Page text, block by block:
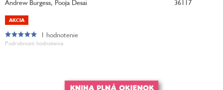
Andrew Burgess, Pooja Desai 36117
Podrobnosti hodnotenia
AKCIA
Priemerné
hodnotenie
1 hodnotenie